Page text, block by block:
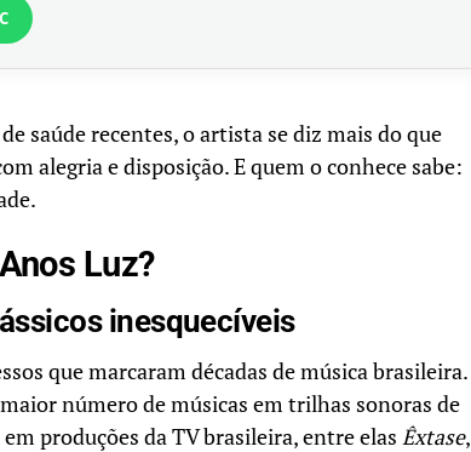
saúde recentes, o artista se diz mais do que
alegria e disposição. E quem o conhece sabe:
Luz?
inesquecíveis
que marcaram décadas de música brasileira.
número de músicas em trilhas sonoras de
produções da TV brasileira, entre elas Êxtase,